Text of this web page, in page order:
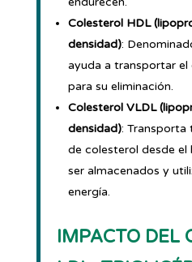
Colesterol HDL
densidad):
ayuda a transportar el
para su eliminación.
Colesterol VLDL
densidad): Transporta
de colesterol desde el
ser almacenados y
energía.
IMPACTO DEL